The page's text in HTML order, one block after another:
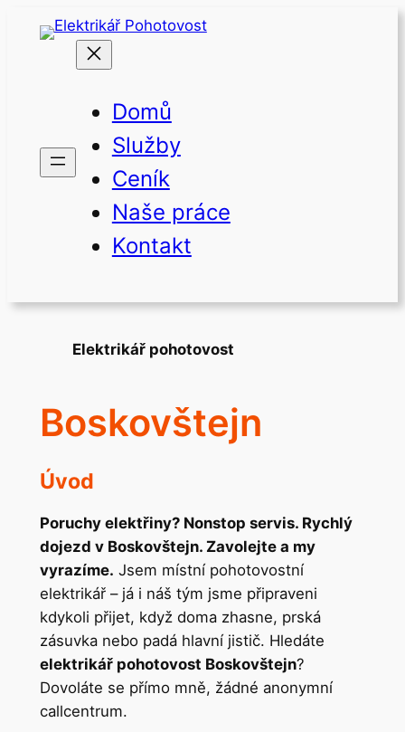
Přeskočit
Domů
Služby
Ceník
Naše práce
Kontakt
Elektrikář pohotovost
Boskovštejn
Úvod
Poruchy elektřiny? Nonstop servis. Rychlý
dojezd v Boskovštejn. Zavolejte a my
vyrazíme. Jsem místní pohotovostní
elektrikář – já i náš tým jsme připraveni
kdykoli přijet, když doma zhasne, prská
zásuvka nebo padá hlavní jistič. Hledáte
elektrikář pohotovost Boskovštejn?
Dovoláte se přímo mně, žádné anonymní
callcentrum.